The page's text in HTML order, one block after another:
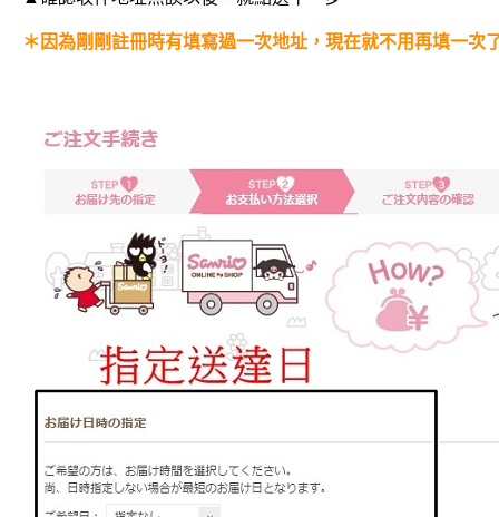
＊因為剛剛註冊時有填寫過一次地址，現在就不用再填一次